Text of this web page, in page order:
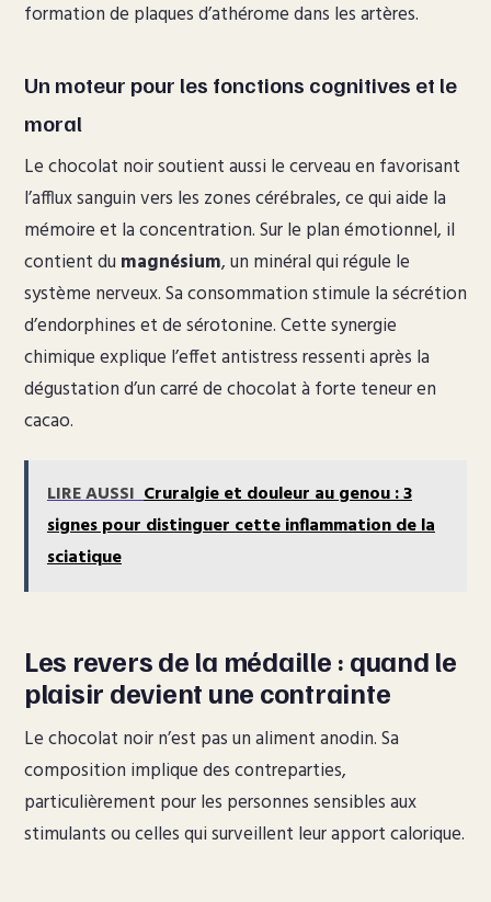
formation de plaques d’athérome dans les artères.
Un moteur pour les fonctions cognitives et le
moral
Le chocolat noir soutient aussi le cerveau en favorisant
l’afflux sanguin vers les zones cérébrales, ce qui aide la
mémoire et la concentration. Sur le plan émotionnel, il
contient du magnésium, un minéral qui régule le
système nerveux. Sa consommation stimule la sécrétion
d’endorphines et de sérotonine. Cette synergie
chimique explique l’effet antistress ressenti après la
dégustation d’un carré de chocolat à forte teneur en
cacao.
LIRE AUSSI Cruralgie et douleur au genou : 3
signes pour distinguer cette inflammation de la
sciatique
Les revers de la médaille : quand le
plaisir devient une contrainte
Le chocolat noir n’est pas un aliment anodin. Sa
composition implique des contreparties,
particulièrement pour les personnes sensibles aux
stimulants ou celles qui surveillent leur apport calorique.